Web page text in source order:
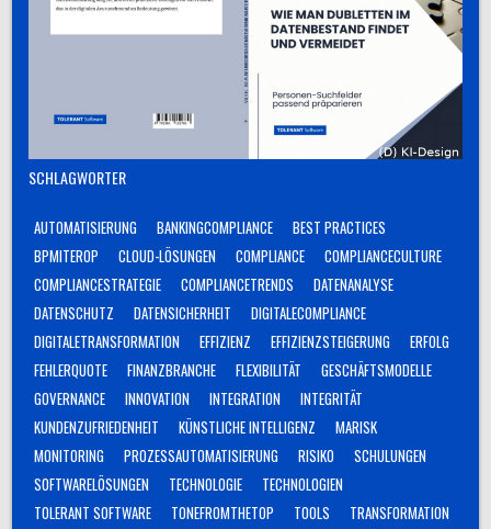
SCHLAGWÖRTER
AUTOMATISIERUNG BANKINGCOMPLIANCE
BEST PRACTICES
BPMITEROP
CLOUD-LÖSUNGEN COMPLIANCE
COMPLIANCECULTURE
COMPLIANCESTRATEGIE
COMPLIANCETRENDS
DATENANALYSE
DATENSCHUTZ
DATENSICHERHEIT
DIGITALECOMPLIANCE
DIGITALETRANSFORMATION
EFFIZIENZ EFFIZIENZSTEIGERUNG
ERFOLG
FEHLERQUOTE
FINANZBRANCHE FLEXIBILITÄT
GESCHÄFTSMODELLE
GOVERNANCE
INNOVATION INTEGRATION
INTEGRITÄT
KUNDENZUFRIEDENHEIT
KÜNSTLICHE INTELLIGENZ
MARISK
MONITORING
PROZESSAUTOMATISIERUNG RISIKO
SCHULUNGEN
SOFTWARELÖSUNGEN
TECHNOLOGIE
TECHNOLOGIEN
TOLERANT SOFTWARE
TONEFROMTHETOP TOOLS
TRANSFORMATION